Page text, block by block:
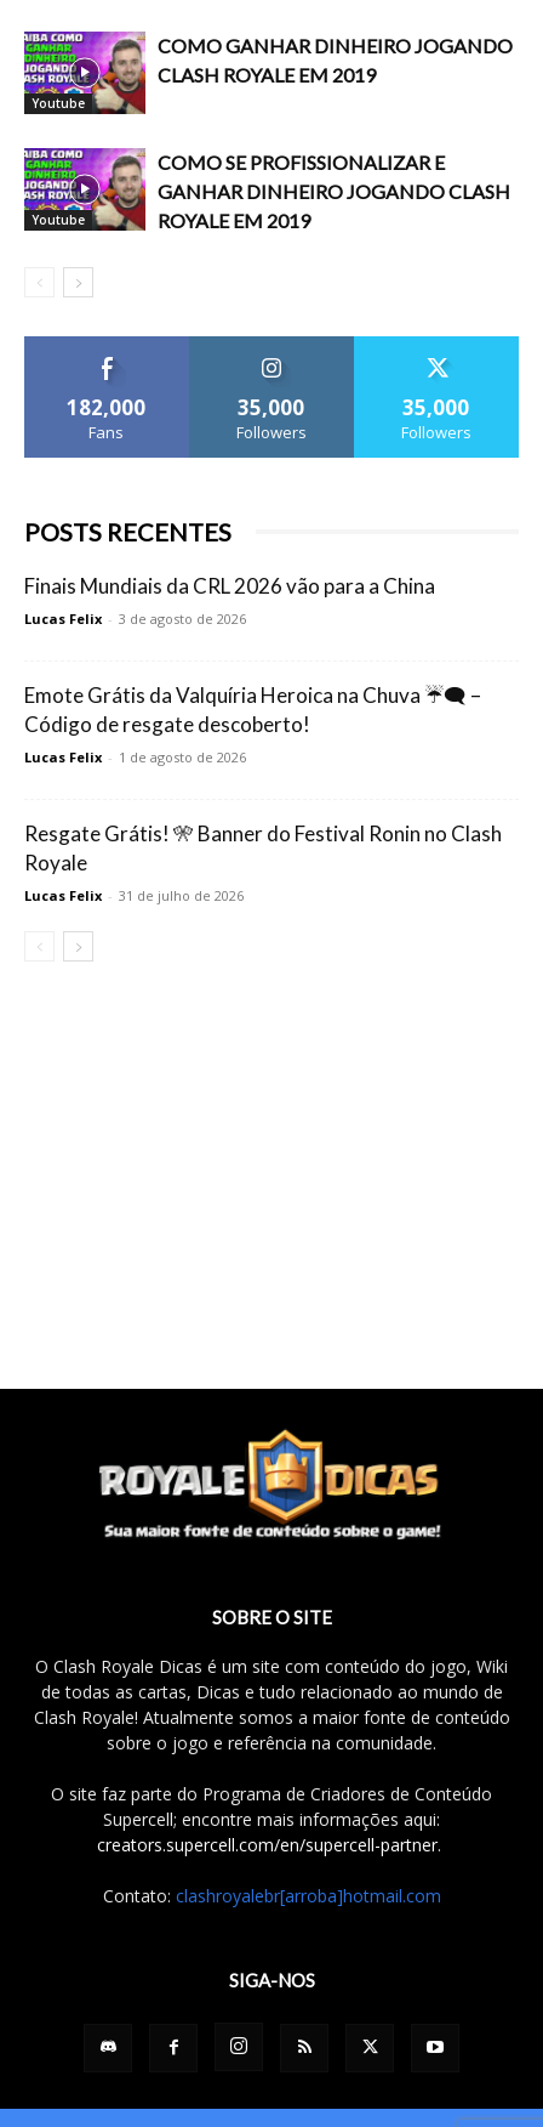
Youtube
COMO GANHAR DINHEIRO JOGANDO
CLASH ROYALE EM 2019
Youtube
COMO SE PROFISSIONALIZAR E
GANHAR DINHEIRO JOGANDO CLASH
ROYALE EM 2019
182,000
Fans
35,000
Followers
35,000
Followers
POSTS RECENTES
Finais Mundiais da CRL 2026 vão para a China
Lucas Felix - 3 de agosto de 2026
Emote Grátis da Valquíria Heroica na Chuva ☔🗨️ –
Código de resgate descoberto!
Lucas Felix - 1 de agosto de 2026
Resgate Grátis! 🎌 Banner do Festival Ronin no Clash
Royale
Lucas Felix - 31 de julho de 2026
SOBRE O SITE
O Clash Royale Dicas é um site com conteúdo do jogo, Wiki
de todas as cartas, Dicas e tudo relacionado ao mundo de
Clash Royale! Atualmente somos a maior fonte de conteúdo
sobre o jogo e referência na comunidade.
O site faz parte do Programa de Criadores de Conteúdo
Supercell; encontre mais informações aqui:
creators.supercell.com/en/supercell-partner.
Contato: clashroyalebr[arroba]hotmail.com
SIGA-NOS